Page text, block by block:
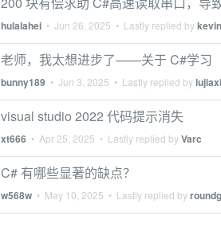
hulalahei • Jun 26, 2025 • Lastly replied by
老师，我太想进步了——关于 C#学习
bunny189 • Jun 3, 2025 • Lastly replied by
visual studio 2022 代码提示消失
xt666 • Apr 25, 2025 • Lastly replied byVarc
C# 有哪些显著的缺点？
w568w • May 10, 2025 • Lastly replied by